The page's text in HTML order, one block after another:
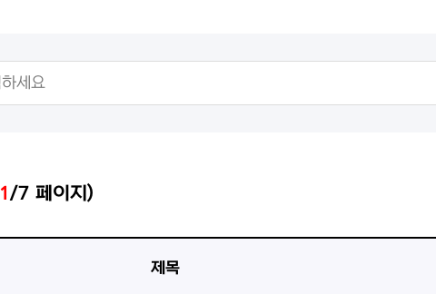
1/7 페이지)
제목